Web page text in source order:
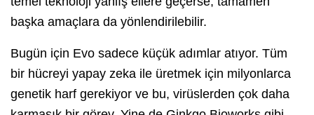
başka amaçlara da yönlendirilebilir.
Bugün için Evo sadece küçük adımlar atıyor. Tüm
bir hücreyi yapay zeka ile üretmek için milyonlarca
genetik harf gerekiyor ve bu, virüslerden çok daha